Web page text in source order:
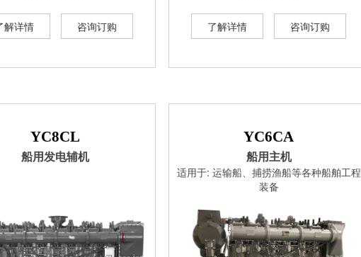
解详情 咨询订购 了解详情 咨询订购
YC8CL
船用发电辅机
YC6CA
船用主机
适用于: 运输船、捕捞渔船等各种船舶工程
装备